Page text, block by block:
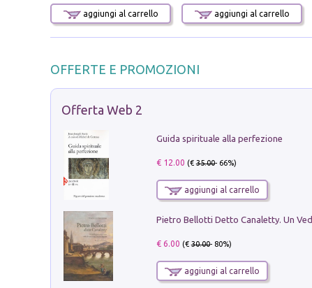
aggiungi al carrello aggiungi al carrello
OFFERTE E PROMOZIONI
Offerta Web 2
Guida spirituale alla perfezione
€ 12.00 (€35.00- 66%)
aggiungi al carrello
€ 6.00 (€30.00- 80%)
aggiungi al carrello